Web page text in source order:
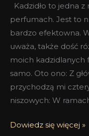
Kadzidło to jedna
perfumach. Jest to
bardzo efektowna.
uważa, także dość
moich kadzidlanych
samo. Oto ono: Z
przychodzą mi
niszowych: W
Dowiedz się więcej »